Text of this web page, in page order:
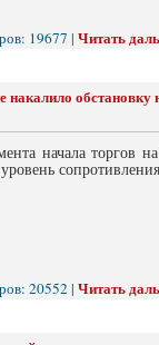
19677 | Читать
накалило
начала торгов
20552 | Читать